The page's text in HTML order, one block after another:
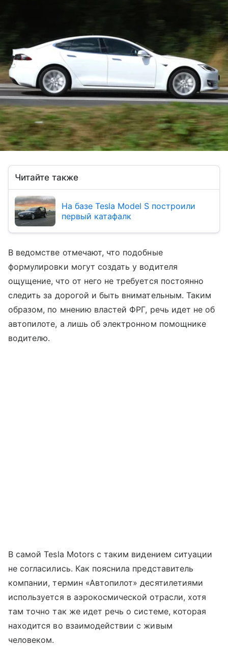
Читайте также
На базе Tesla Model S построили
первый катафалк
В ведомстве отмечают, что подобные
формулировки могут создать у водителя
ощущение, что от него не требуется постоянно
следить за дорогой и быть внимательным. Таким
образом, по мнению властей ФРГ, речь идет не об
автопилоте, а лишь об электронном помощнике
водителю.
В самой Tesla Motors с таким видением ситуации
не согласились. Как пояснила представитель
компании, термин «Автопилот» десятилетиями
используется в аэрокосмической отрасли, хотя
там точно так же идет речь о системе, которая
находится во взаимодействии с живым
человеком.